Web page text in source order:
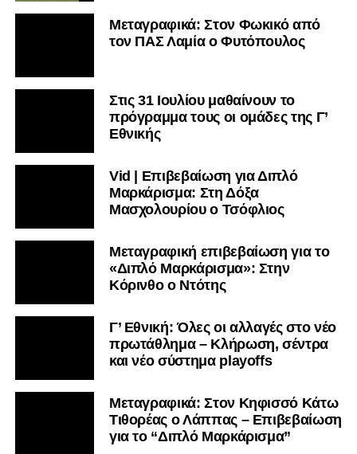
Μεταγραφικά: Στον Φωκικό από
τον ΠΑΣ Λαμία ο Φυτόπουλος
Στις 31 Ιουλίου μαθαίνουν το
πρόγραμμα τους οι ομάδες της Γ’
Εθνικής
Vid | Επιβεβαίωση για Διπλό
Μαρκάρισμα: Στη Δόξα
Μασχολουρίου ο Τσόφλιος
Μεταγραφική επιβεβαίωση για το
«Διπλό Μαρκάρισμα»: Στην
Κόρινθο ο Ντότης
Γ’ Εθνική: Όλες οι αλλαγές στο νέο
πρωτάθλημα – Κλήρωση, σέντρα
και νέο σύστημα playoffs
Μεταγραφικά: Στον Κηφισσό Κάτω
Τιθορέας ο Λάππας – Επιβεβαίωση
για το “Διπλό Μαρκάρισμα”